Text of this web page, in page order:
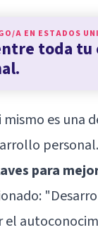
A EN ESTADOS
toda
es una
para
"
el